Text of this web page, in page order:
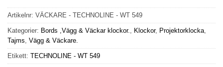
Artikelnr: VÄCKARE - TECHNOLINE - WT 549
Kategorier: Bords ,Vägg & Väckar klockor., Klockor, Projektorklocka,
Tajms, Vägg & Väckare.
Etikett: TECHNOLINE - WT 549